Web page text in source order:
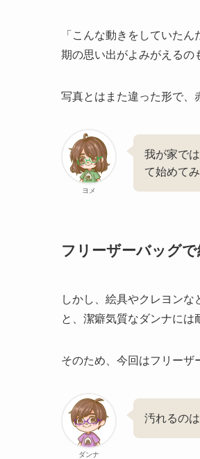
「こんな動きをしていた
期の思い出がよみがえるの
写真とはまた違った形で、
ヨメ
我が家で
て始めて
フリーザーバッグ
しかし、絵具やクレヨン
と、潔癖気質なダンナには
そのため、今回はフリーザ
ダンナ
汚れるの